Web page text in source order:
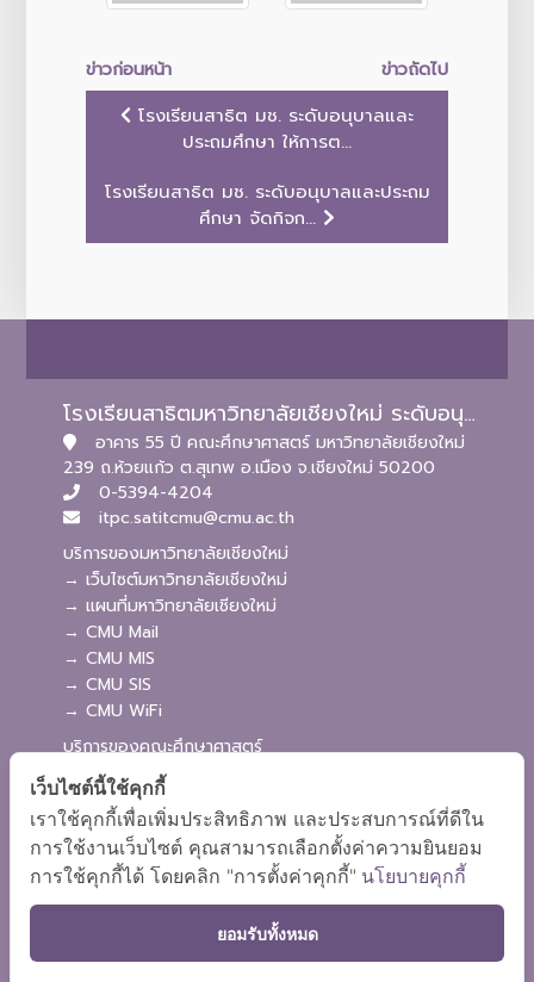
ข่าวก่อนหน้า
ข่าวถัดไป
โรงเรียนสาธิต มช. ระดับอนุบาลและ
ประถมศึกษา ให้การต...
โรงเรียนสาธิต มช. ระดับอนุบาลและประถม
ศึกษา จัดกิจก...
โรงเรียนสาธิตมหาวิทยาลัยเชียงใหม่ ระดับอนุบาลและประถมศึกษา
อาคาร 55 ปี คณะศึกษาศาสตร์ มหาวิทยาลัยเชียงใหม่
239 ถ.ห้วยแก้ว ต.สุเทพ อ.เมือง จ.เชียงใหม่ 50200
0-5394-4204
itpc.satitcmu@cmu.ac.th
บริการของมหาวิทยาลัยเชียงใหม่
→ เว็บไซต์มหาวิทยาลัยเชียงใหม่
→ แผนที่มหาวิทยาลัยเชียงใหม่
→ CMU Mail
→ CMU MIS
→ CMU SIS
→ CMU WiFi
บริการของคณะศึกษาศาสตร์
→ เว็บไซต์คณะศึกษาศาสตร์
→ ระบบจัดการเว็บไซต์
→ ระบบ Admission
→ EDU MIS
→ EDU SIS
เว็บไซต์นี้ใช้คุกกี้
เราใช้คุกกี้เพื่อเพิ่มประสิทธิภาพ และประสบการณ์ที่ดีใน
การใช้งานเว็บไซต์ คุณสามารถเลือกตั้งค่าความยินยอม
การใช้คุกกี้ได้ โดยคลิก "การตั้งค่าคุกกี้" นโยบายคุกกี้
ยอมรับทั้งหมด